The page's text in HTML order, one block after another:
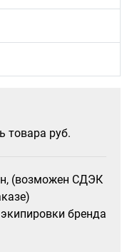
товара руб.
(возможен СДЭК
бренда